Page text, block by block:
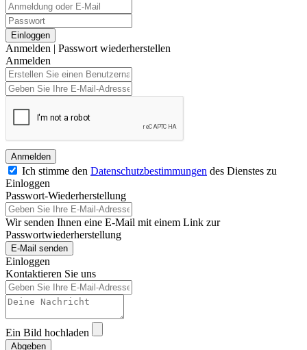
Einloggen
Anmelden | Passwort wiederherstellen
Anmelden
Anmelden
Ich stimme den Datenschutzbestimmungen des Dienstes zu
Einloggen
Passwort-Wiederherstellung
Wir senden Ihnen eine E-Mail mit einem Link zur
Passwortwiederherstellung
E-Mail senden
Einloggen
Kontaktieren Sie uns
Ein Bild hochladen